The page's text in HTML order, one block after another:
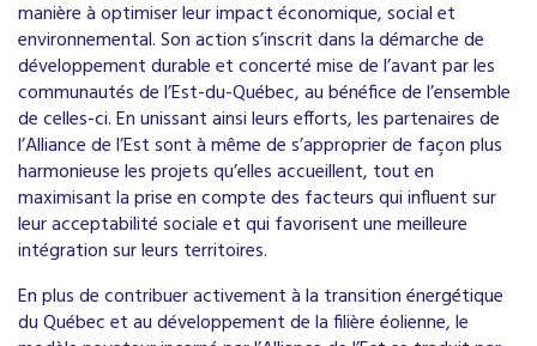
manière à optimiser leur impact économique, social et
environnemental. Son action s’inscrit dans la démarche de
développement durable et concerté mise de l’avant par les
communautés de l’Est-du-Québec, au bénéfice de l’ensemble
de celles-ci. En unissant ainsi leurs efforts, les partenaires de
l’Alliance de l’Est sont à même de s’approprier de façon plus
harmonieuse les projets qu’elles accueillent, tout en
maximisant la prise en compte des facteurs qui influent sur
leur acceptabilité sociale et qui favorisent une meilleure
intégration sur leurs territoires.
En plus de contribuer activement à la transition énergétique
du Québec et au développement de la filière éolienne, le